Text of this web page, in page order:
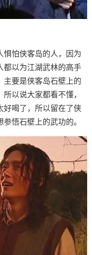
惧怕侠客岛的人，因为
都以为江湖武林的高手
主要是侠客岛石壁上的
以说大家都看不懂，
好喝了，所以留在了侠
悟石壁上的武功的。